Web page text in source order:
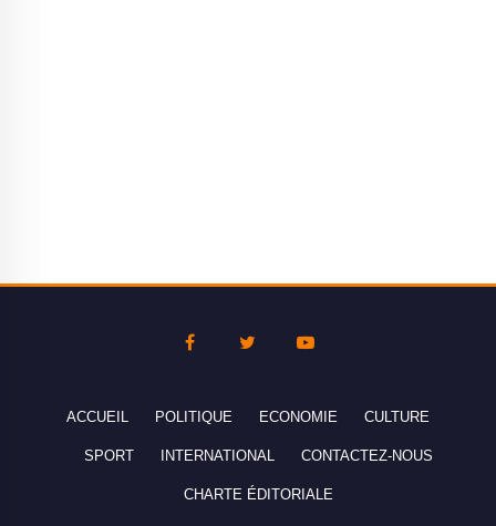
ACCUEIL POLITIQUE ECONOMIE CULTURE
SPORT INTERNATIONAL CONTACTEZ-NOUS
CHARTE ÉDITORIALE